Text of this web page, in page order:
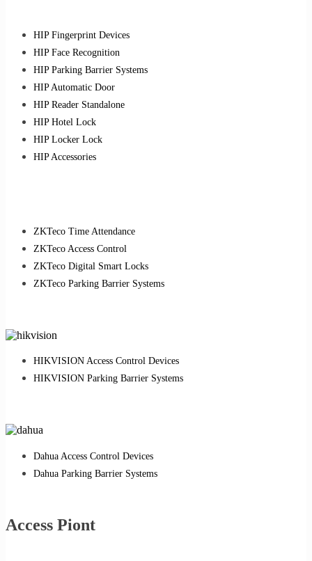
HIP Fingerprint Devices
HIP Face Recognition
HIP Parking Barrier Systems
HIP Automatic Door
HIP Reader Standalone
HIP Hotel Lock
HIP Locker Lock
HIP Accessories
ZKTeco Time Attendance
ZKTeco Access Control
ZKTeco Digital Smart Locks
ZKTeco Parking Barrier Systems
HIKVISION Access Control Devices
HIKVISION Parking Barrier Systems
Dahua Access Control Devices
Dahua Parking Barrier Systems
Access Piont